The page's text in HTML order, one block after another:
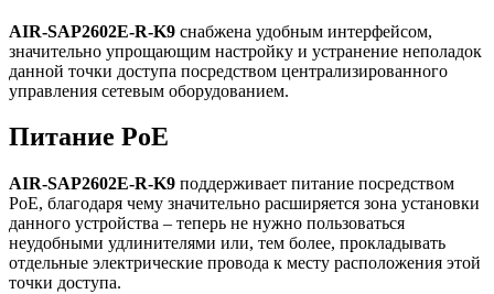
AIR-SAP2602E-R-K9 снабжена удобным интерфейсом,
значительно упрощающим настройку и устранение неполадок
данной точки доступа посредством централизированного
управления сетевым оборудованием.
Питание PoE
AIR-SAP2602E-R-K9 поддерживает питание посредством
PoE, благодаря чему значительно расширяется зона установки
данного устройства – теперь не нужно пользоваться
неудобными удлинителями или, тем более, прокладывать
отдельные электрические провода к месту расположения этой
точки доступа.